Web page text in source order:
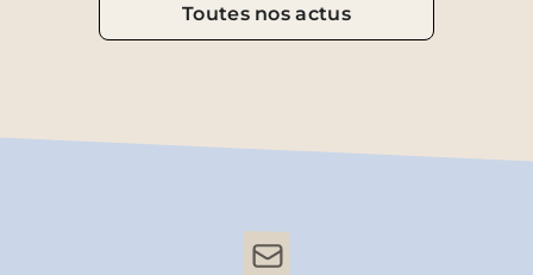
Toutes nos actus